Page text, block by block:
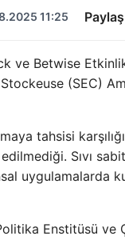
11:25
ve Betwise
(SEC)
tahsisi
Sıvı
uygulamalarda
Enstitüsü